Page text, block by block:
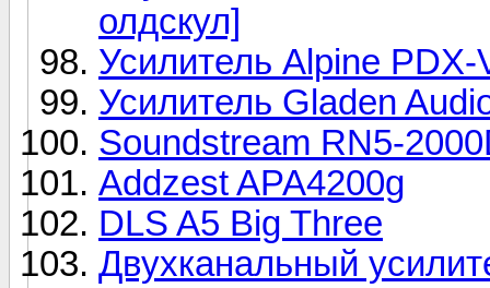
олдскул]
Усилитель Alpine PDX-
Усилитель Gladen
Soundstream RN5-
Addzest APA4200g
DLS A5 Big Three
Двухканальный